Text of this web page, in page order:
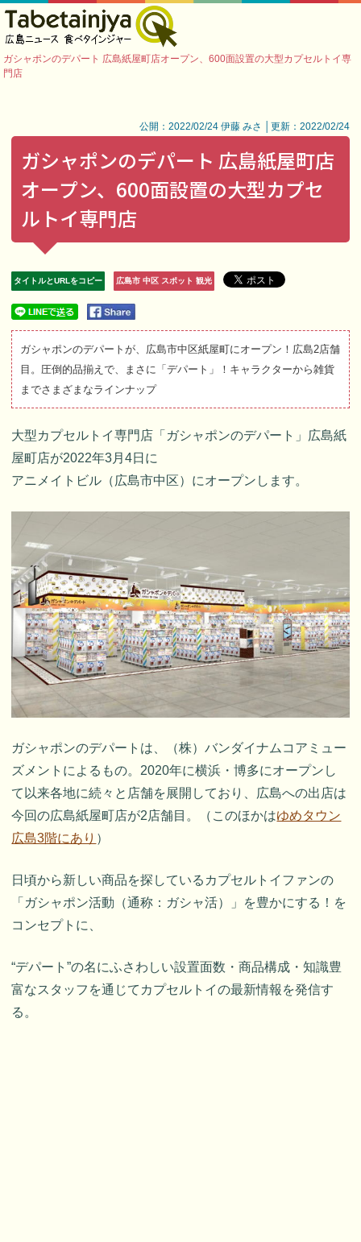
ガシャポンのデパート 広島紙屋町店オープン、600面設置の大型カプセルトイ専
門店
公開：2022/02/24 伊藤 みさ │更新：2022/02/24
ガシャポンのデパート 広島紙屋町店
オープン、600面設置の大型カプセ
ルトイ専門店
タイトルとURLをコピー 広島市 中区 スポット 観光
ガシャポンのデパートが、広島市中区紙屋町にオープン！広島2店舗
目。圧倒的品揃えで、まさに「デパート」！キャラクターから雑貨
までさまざまなラインナップ
大型カプセルトイ専門店「ガシャポンのデパート」広島紙
屋町店が2022年3月4日に
アニメイトビル（広島市中区）にオープンします。
ガシャポンのデパートは、（株）バンダイナムコアミュー
ズメントによるもの。2020年に横浜・博多にオープンし
て以来各地に続々と店舗を展開しており、広島への出店は
今回の広島紙屋町店が2店舗目。（このほかはゆめタウン
広島3階にあり ）
日頃から新しい商品を探しているカプセルトイファンの
「ガシャポン活動（通称：ガシャ活）」を豊かにする！を
コンセプトに、
“デパート”の名にふさわしい設置面数・商品構成・知識豊
富なスタッフを通じてカプセルトイの最新情報を発信す
る。